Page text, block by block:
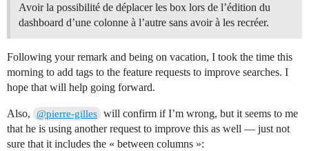
Avoir la possibilité de déplacer les box lors de l’édition du
dashboard d’une colonne à l’autre sans avoir à les recréer.
Following your remark and being on vacation, I took the time this
morning to add tags to the feature requests to improve searches. I
hope that will help going forward.
Also, @pierre-gilles will confirm if I’m wrong, but it seems to me
that he is using another request to improve this as well — just not
sure that it includes the « between columns »: